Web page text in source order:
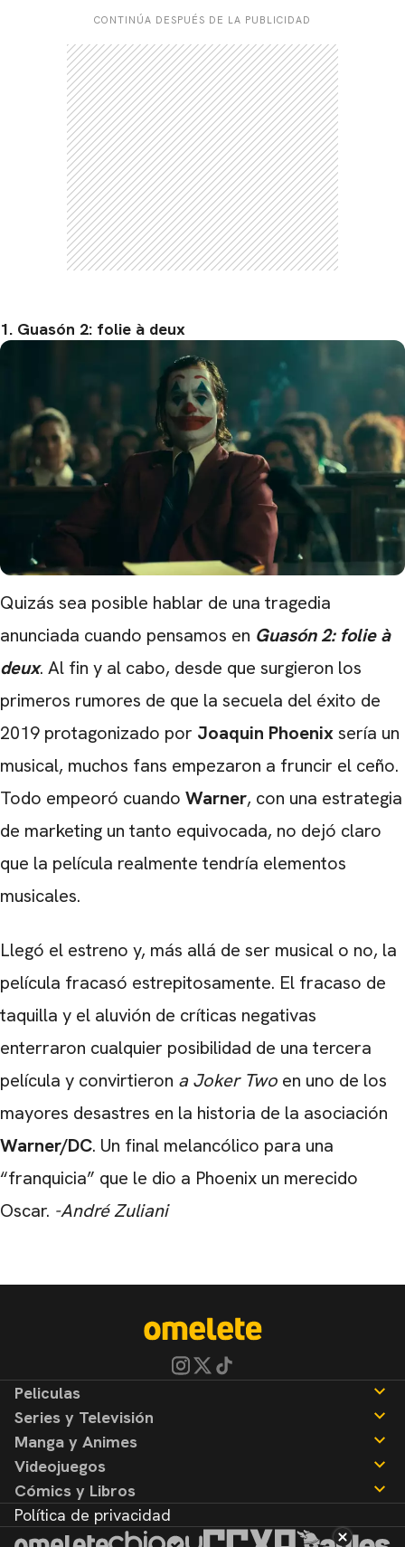
CONTINÚA DESPUÉS DE LA PUBLICIDAD
1. Guasón 2: folie à deux
Quizás sea posible hablar de una tragedia
anunciada cuando pensamos en Guasón 2: folie à
deux. Al fin y al cabo, desde que surgieron los
primeros rumores de que la secuela del éxito de
2019 protagonizado por Joaquin Phoenixsería un
musical, muchos fans empezaron a fruncir el ceño.
Todo empeoró cuando Warner, con una estrategia
de marketing un tanto equivocada, no dejó claro
que la película realmente tendría elementos
musicales.
Llegó el estreno y, más allá de ser musical o no, la
película fracasó estrepitosamente. El fracaso de
taquilla y el aluvión de críticas negativas
enterraron cualquier posibilidad de una tercera
película y convirtieron a Joker Two en uno de los
mayores desastres en la historia de la asociación
Warner/DC. Un final melancólico para una
“franquicia” que le dio a Phoenix un merecido
Oscar. -André Zuliani
Peliculas
Noticias
Reseñas
Series y Televisión
Noticias
Reseñas
Manga y Animes
Noticias
Reseñas
Videojuegos
Noticias
Reseñas
Cómics y Libros
Noticias
Política de privacidad